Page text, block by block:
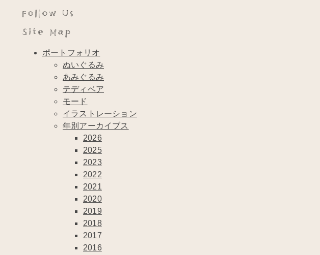
Follow Us
Site Map
ポートフォリオ
ぬいぐるみ
あみぐるみ
テディベア
モード
イラストレーション
年別アーカイブス
2026
2025
2023
2022
2021
2020
2019
2018
2017
2016